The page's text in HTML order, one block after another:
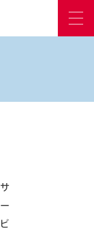
サ
ー
ビ